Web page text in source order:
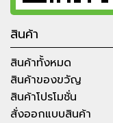
สินค้า
สินค้าทั้งหมด
สินค้าของขวัญ
สินค้าโปรโมชั่น
สั่งออกแบบสินค้า